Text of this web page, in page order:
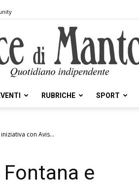
Voce
RUBRICHE SPORT
con Avis...
e